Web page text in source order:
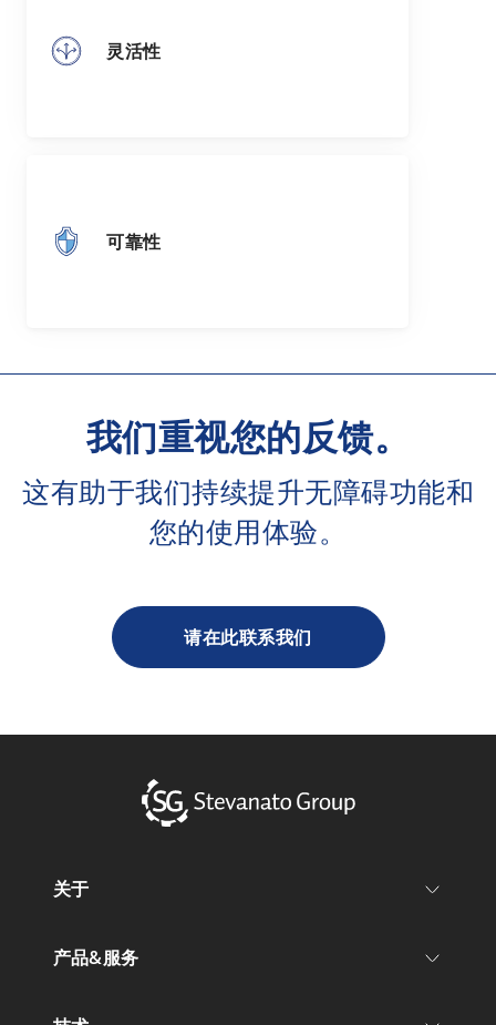
灵活性
可靠性
我们重视您的反馈。
这有助于我们持续提升无障碍功能和
您的使用体验。
请在此联系我们
关于
产品&服务